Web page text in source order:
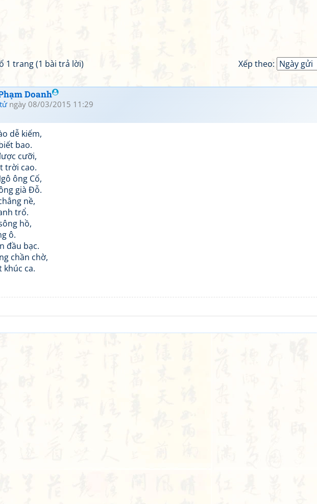
Xếp theo:
1 trang (1 bài trả lời)
Doanh
ngày 08/03/2015 11:29
dễ kiếm,
bao.
cưỡi,
trời cao.
ông Cố,
già Đỗ.
nề,
trổ.
hồ,
ô.
đầu bạc.
chần chờ,
khúc ca.